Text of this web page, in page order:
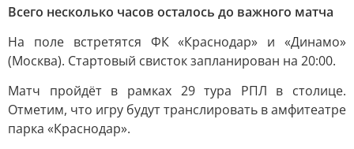
Всего несколько часов осталось до важного матча
На поле встретятся ФК «Краснодар» и «Динамо»
(Москва). Стартовый свисток запланирован на 20:00.
Матч пройдёт в рамках 29 тура РПЛ в столице.
Отметим, что игру будут транслировать в амфитеатре
парка «Краснодар».